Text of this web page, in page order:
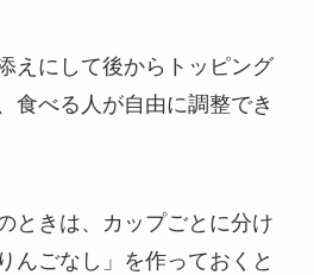
えにして後からトッピング
食べる人が自由に調整でき
ときは、カップごとに分け
んごなし」を作っておくと